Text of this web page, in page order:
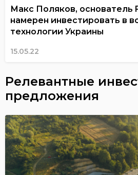
Макс Поляков, основатель
намерен инвестировать в
технологии Украины
15.05.22
Релевантные
предложения